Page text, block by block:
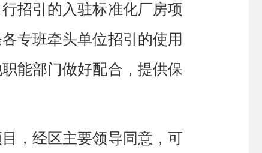
招引的入驻标准化厂房项
专班牵头单位招引的使用
职能部门做好配合， 提供保
，经区主要领导同意，可